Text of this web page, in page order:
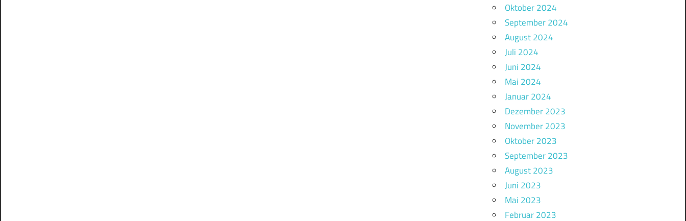
Oktober 2024
September 2024
August 2024
Juli 2024
Juni 2024
Mai 2024
Januar 2024
Dezember 2023
November 2023
Oktober 2023
September 2023
August 2023
Juni 2023
Mai 2023
Februar 2023